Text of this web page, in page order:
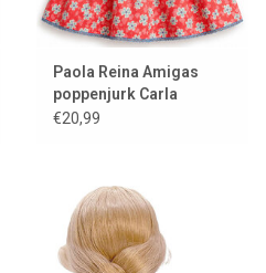
Paola Reina Amigas
poppenjurk Carla
€20,99